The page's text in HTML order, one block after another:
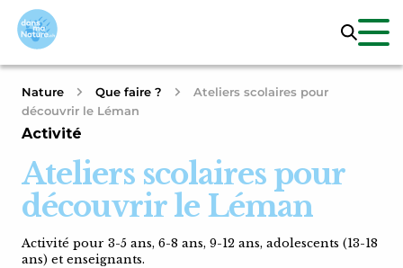
Nature Que faire ?
Ateliers scolaires pour
découvrir le Léman
Activité
Ateliers scolaires pour
découvrir le Léman
Activité pour 3-5 ans, 6-8 ans, 9-12 ans, adolescents (13-18
ans) et enseignants.